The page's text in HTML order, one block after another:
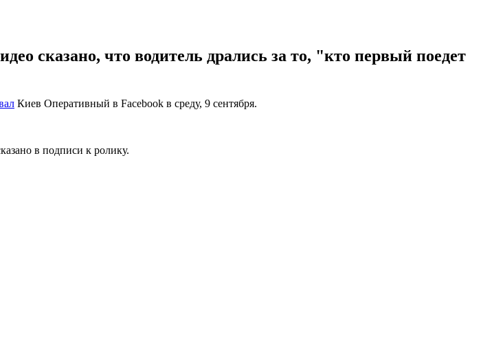
сказано, что водитель дрались за то, "кто первый поедет
Киев Оперативный в Facebook в среду, 9 сентября.
в подписи к ролику.